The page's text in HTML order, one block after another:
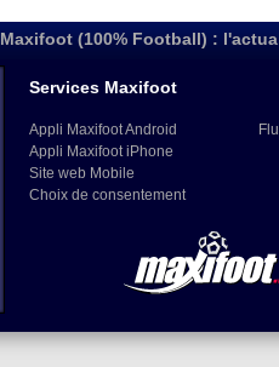
Maxifoot (100% Football) :
Services Maxifoot
Appli Maxifoot Android
Appli Maxifoot iPhone
Site web Mobile
Choix de consentement